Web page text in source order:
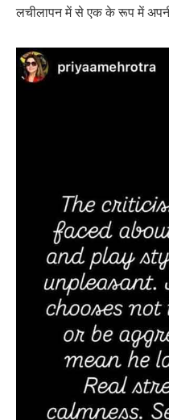
लचीलापन में से एक के रूप में